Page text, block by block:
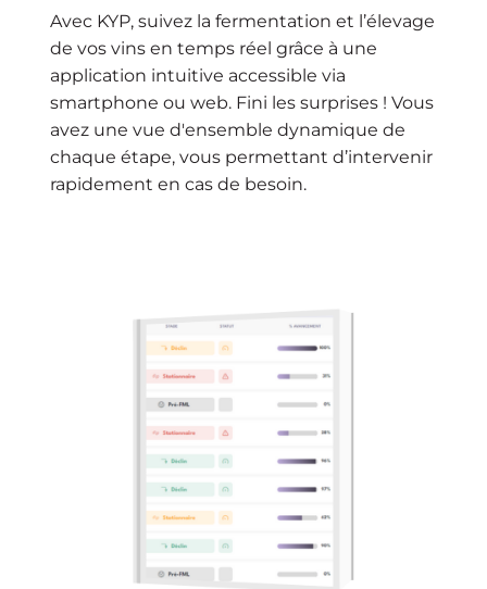
Avec KYP, suivez la fermentation et l’élevage
de vos vins en temps réel grâce à une
application intuitive accessible via
smartphone ou web. Fini les surprises ! Vous
avez une vue d'ensemble dynamique de
chaque étape, vous permettant d’intervenir
rapidement en cas de besoin.